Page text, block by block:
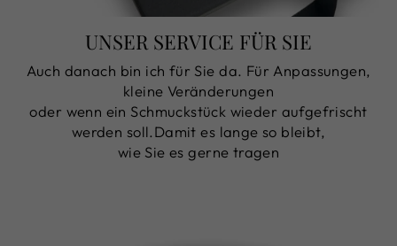
UNSER SERVICE FÜR SIE
Auch danach bin ich für Sie da. Für Anpassungen,
kleine Veränderungen
oder wenn ein Schmuckstück wieder aufgefrischt
werden soll.Damit es lange so bleibt,
wie Sie es gerne tragen